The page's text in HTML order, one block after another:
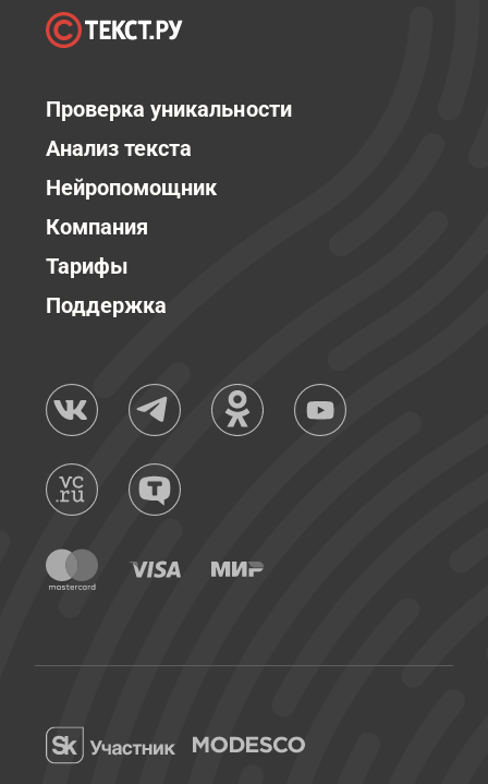
Проверка уникальности
Анализ текста
Нейропомощник
Компания
Тарифы
Поддержка